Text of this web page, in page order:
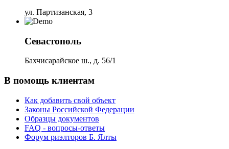
ул. Партизанская, 3
Севастополь
Бахчисарайское ш., д. 56/1
В помощь клиентам
Как добавить свой объект
Законы Российской Федерации
Образцы документов
FAQ - вопросы-ответы
Форум риэлторов Б. Ялты